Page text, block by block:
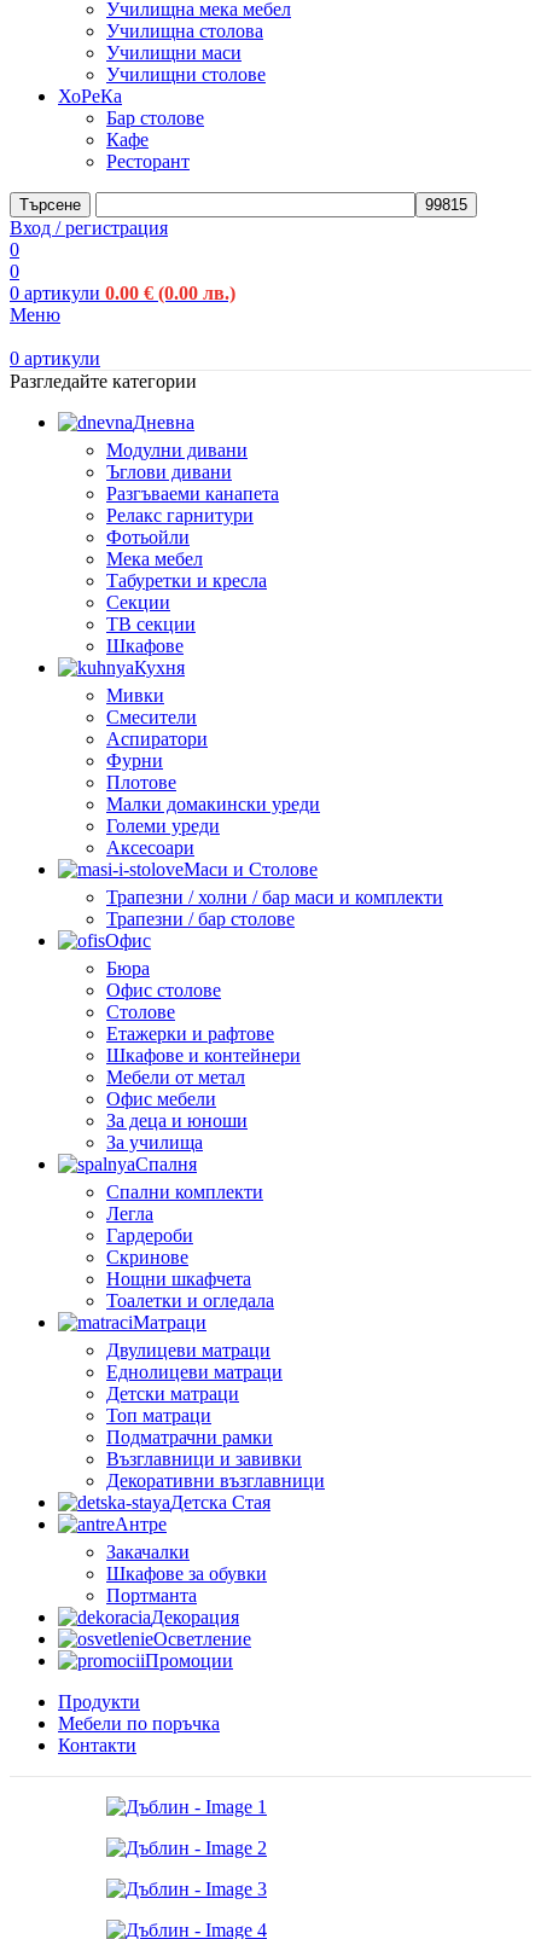
Училищна мека мебел
Училищна столова
Училищни маси
Училищни столове
ХоРеКа
Бар столове
Кафе
Ресторант
Търсене
Вход / регистрация
0
0
0 артикули 0.00 € (0.00 лв.)
Меню
0 артикули
Разгледайте категории
Дневна
Модулни дивани
Ъглови дивани
Разгъваеми канапета
Релакс гарнитури
Фотьойли
Мека мебел
Табуретки и кресла
Секции
ТВ секции
Шкафове
Кухня
Мивки
Смесители
Аспиратори
Фурни
Плотове
Малки домакински уреди
Големи уреди
Аксесоари
Маси и Столове
Трапезни / холни / бар маси и комплекти
Трапезни / бар столове
Офис
Бюра
Офис столове
Столове
Етажерки и рафтове
Шкафове и контейнери
Мебели от метал
Офис мебели
За деца и юноши
За училища
Спалня
Спални комплекти
Легла
Гардероби
Скринове
Нощни шкафчета
Тоалетки и огледала
Матраци
Двулицеви матраци
Еднолицеви матраци
Детски матраци
Топ матраци
Подматрачни рамки
Възглавници и завивки
Декоративни възглавници
Детска Стая
Антре
Закачалки
Шкафове за обувки
Портманта
Декорация
Осветление
Промоции
Продукти
Мебели по поръчка
Контакти